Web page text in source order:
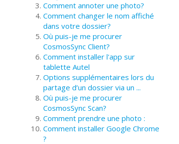
Comment annoter une photo?
Comment changer le nom affiché
dans votre dossier?
Où puis-je me procurer
CosmosSync Client?
Comment installer l'app sur
tablette Autel
Options supplémentaires lors du
partage d’un dossier via un ...
Où puis-je me procurer
CosmosSync Scan?
Comment prendre une photo :
Comment installer Google Chrome
?